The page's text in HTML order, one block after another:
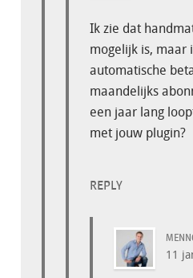
Ik zie dat
mogelijk is, maar
automatische
maandelijks
een jaar lang
met jouw plugin?
REPLY
11